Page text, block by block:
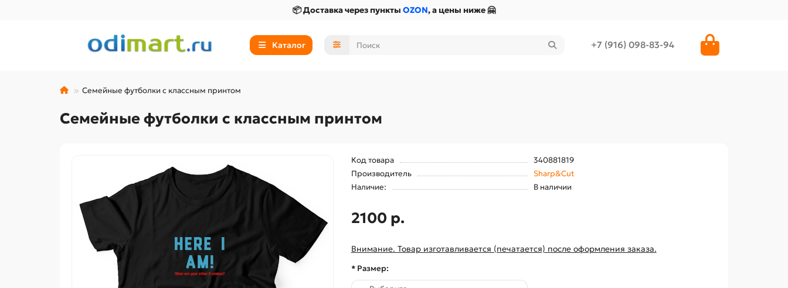
📦 Доставка через пункты OZON, а цены ниже 🤗
Каталог +7 (916) 098-83-94
Семейные футболки с классным принтом
Семейные футболки с классным принтом
Код товара
340881819
Производитель
Sharp&Cut
Наличие:
В наличии
2100 р.
Внимание. Товар изготавливается (печатается) после оформления заказа.
* Размер: